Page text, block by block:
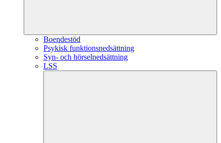
Boendestöd
Psykisk funktionsnedsättning
Syn- och hörselnedsättning
LSS